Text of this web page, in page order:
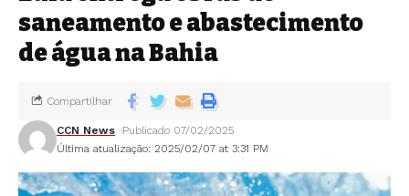
saneamento e abastecimento
de água na Bahia
Última atualização: 2025/02/07 at 3:31 PM
CCN News Publicado 07/02/2025
Compartilhar